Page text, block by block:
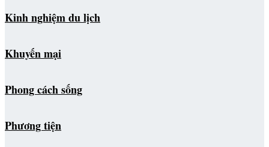
Kinh nghiệm du lịch
Khuyến mại
Phong cách sống
Phương tiện